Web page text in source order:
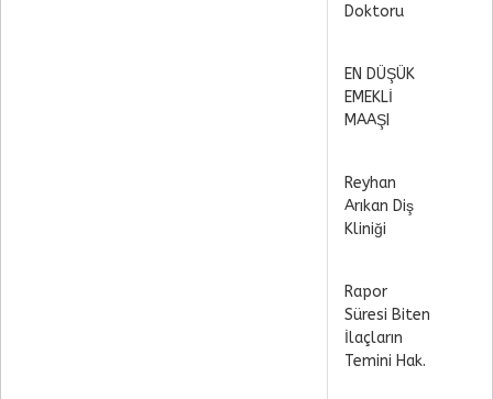
Doktoru
EN DÜŞÜK
EMEKLİ
MAAŞI
Reyhan
Arıkan Diş
Kliniği
Rapor
Süresi Biten
İlaçların
Temini Hak.